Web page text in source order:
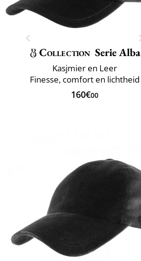
Collection Serie Alba
Kasjmier en Leer
Finesse, comfort en lichtheid
160€00